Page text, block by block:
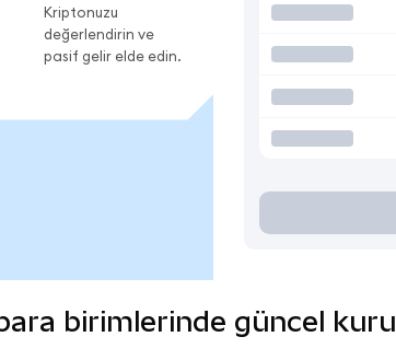
Kriptonuzu
değerlendirin ve
pasif gelir elde edin.
birimlerinde güncel kuru